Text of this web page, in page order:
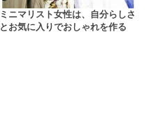
ミニマリスト女性は、自分らしさ
とお気に入りでおしゃれを作る